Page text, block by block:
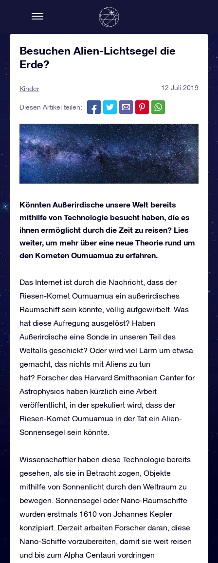
Besuchen Alien-Lichtsegel die
Erde?
Kinder 12 Juli 2019
Diesen Artikel teilen:
Könnten Außerirdische unsere Welt bereits
mithilfe von Technologie besucht haben, die es
ihnen ermöglicht durch die Zeit zu reisen? Lies
weiter, um mehr über eine neue Theorie rund um
den Kometen Oumuamua zu erfahren.
Das Internet ist durch die Nachricht, dass der
Riesen-Komet Oumuamua ein außerirdisches
Raumschiff sein könnte, völlig aufgewirbelt. Was
hat diese Aufregung ausgelöst? Haben
Außerirdische eine Sonde in unseren Teil des
Weltalls geschickt? Oder wird viel Lärm um etwsa
gemacht, das nichts mit Aliens zu tun
hat? Forscher des Harvard Smithsonian Center for
Astrophysics haben kürzlich eine Arbeit
veröffentlicht, in der spekuliert wird, dass der
Riesen-Komet Oumuamua in der Tat ein Alien-
Sonnensegel sein könnte.
Wissenschaftler haben diese Technologie bereits
gesehen, als sie in Betracht zogen, Objekte
mithilfe von Sonnenlicht durch den Weltraum zu
bewegen. Sonnensegel oder Nano-Raumschiffe
wurden erstmals 1610 von Johannes Kepler
konzipiert. Derzeit arbeiten Forscher daran, diese
Nano-Schiffe vorzubereiten, damit sie weit reisen
und bis zum Alpha Centauri vordringen